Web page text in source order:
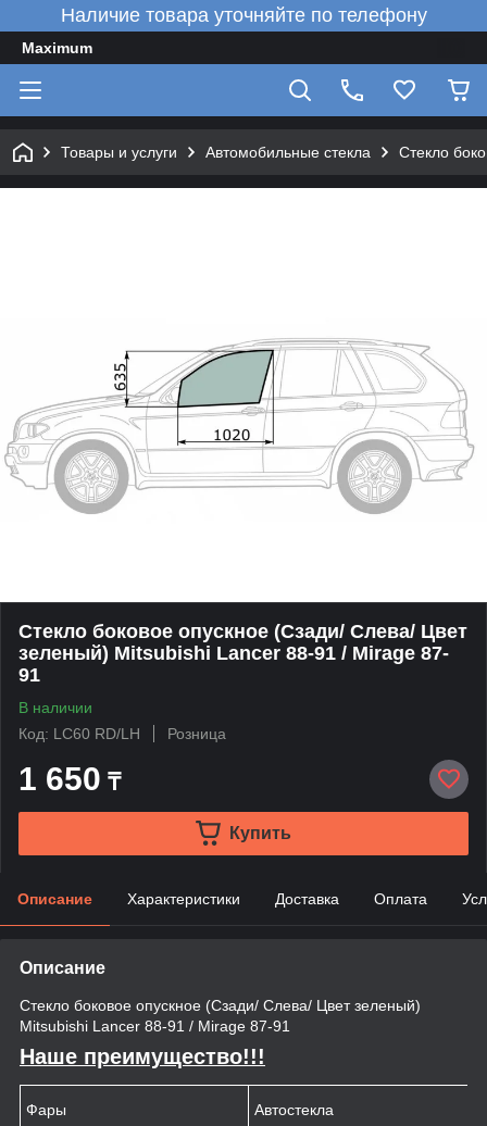
Наличие товара уточняйте по телефону
Maximum
Товары и услуги Автомобильные стекла Стекло
Стекло боковое опускное (Сзади/ Слева/ Цвет
зеленый) Mitsubishi Lancer 88-91 / Mirage 87-
91
В наличии
Код: LC60 RD/LH
Розница
1 650 ₸
Купить
Описание Характеристики Доставка Оплата
Описание
Стекло боковое опускное (Сзади/ Слева/ Цвет зеленый)
Mitsubishi Lancer 88-91 / Mirage 87-91
Наше преимущество!!!
Фары Автостекла